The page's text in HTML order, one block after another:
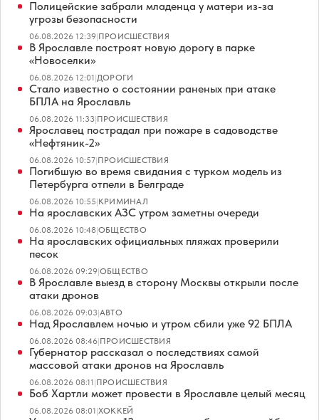
Полицейские забрали младенца у матери из-за
угрозы безопасности
06.08.2026 12:39|ПРОИСШЕСТВИЯ
В Ярославле построят новую дорогу в парке
«Новоселки»
06.08.2026 12:01|ДОРОГИ
Стало известно о состоянии раненых при атаке
БПЛА на Ярославль
06.08.2026 11:33|ПРОИСШЕСТВИЯ
Ярославец пострадал при пожаре в садоводстве
«Нефтяник-2»
06.08.2026 10:57|ПРОИСШЕСТВИЯ
Погибшую во время свидания с турком модель из
Петербурга отпели в Белграде
06.08.2026 10:55|КРИМИНАЛ
На ярославских АЗС утром заметны очереди
06.08.2026 10:48|ОБЩЕСТВО
На ярославских официальных пляжах проверили
песок
06.08.2026 09:29|ОБЩЕСТВО
В Ярославле выезд в сторону Москвы открыли после
атаки дронов
06.08.2026 09:03|АВТО
Над Ярославлем ночью и утром сбили уже 92 БПЛА
06.08.2026 08:46|ПРОИСШЕСТВИЯ
Губернатор рассказал о последствиях самой
массовой атаки дронов на Ярославль
06.08.2026 08:11|ПРОИСШЕСТВИЯ
Боб Хартли может провести в Ярославле целый месяц
06.08.2026 08:01|ХОККЕЙ